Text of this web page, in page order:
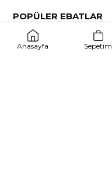
POPÜLER EBATLAR
Anasayfa Sepetim